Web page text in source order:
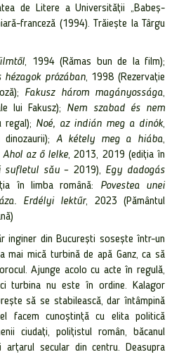
de Litere a Universității „Babeș-
franceză (1994). Trăiește la Târgu
, 1994 (Rămas bun de la film);
hézagok prózában, 1998 (Rezervație
Fakusz három magányossága,
lui Fakusz); Nem szabad és nem
regal); Noé, az indián meg a dinók,
A kétely meg a hiába,
Ahol az ő lelke, 2013, 2019 (ediția în
sufletul său– 2019), Egy dadogás
în limba română: Povestea unei
Erdélyi lektűr, 2023
(Pământul
inginer din București sosește într-un
mai mică turbină de apă Ganz, ca să
Ajunge acolo cu acte în regulă,
turbina nu este în ordine. Kalagor
să se stabilească, dar întâmpină
facem cunoștință cu elita politică
ciudați, polițistul român, băcanul
secular din centru. Deasupra